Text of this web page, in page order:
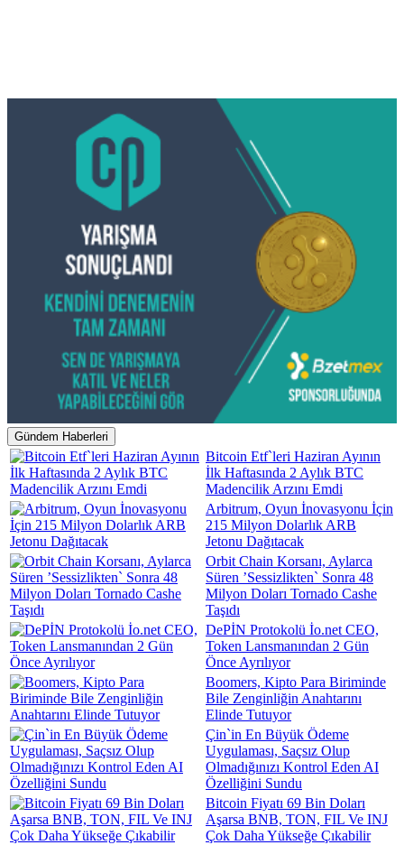
Gündem Haberleri
Bitcoin Etf`leri Haziran Ayının
İlk Haftasında 2 Aylık BTC
Madencilik Arzını Emdi
Arbitrum, Oyun İnovasyonu İçin
215 Milyon Dolarlık ARB
Jetonu Dağıtacak
Orbit Chain Korsanı, Aylarca
Süren ’Sessizlikten` Sonra 48
Milyon Doları Tornado Cashe
Taşıdı
DePİN Protokolü İo.net CEO,
Token Lansmanından 2 Gün
Önce Ayrılıyor
Boomers, Kipto Para Biriminde
Bile Zenginliğin Anahtarını
Elinde Tutuyor
Çin`in En Büyük Ödeme
Uygulaması, Saçsız Olup
Olmadığınızı Kontrol Eden AI
Özelliğini Sundu
Bitcoin Fiyatı 69 Bin Doları
Aşarsa BNB, TON, FIL Ve INJ
Çok Daha Yükseğe Çıkabilir